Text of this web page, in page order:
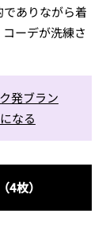
ありながら着
ーデが洗練さ
発ブラン
なる
4枚）